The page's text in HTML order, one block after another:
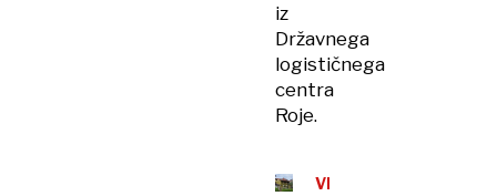
iz
Državnega
logističnega
centra
Roje.
VETROLOM